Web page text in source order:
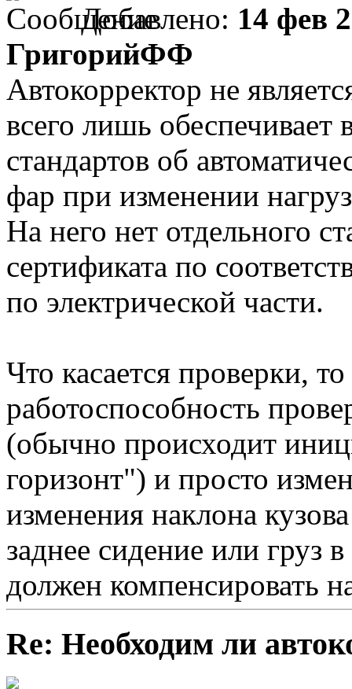
Добавлено: 14 фев
ГригорийФФ
Автокорректор не
всего лишь
стандартов об
фар при изменении
На него нет отдельного
сертификата по
по электрической части.
Что касается проверки,
работоспособность
(обычно происходит
горизонт") и просто
изменения наклона
заднее сидение или груз
должен компенсировать
Re: Необходим ли